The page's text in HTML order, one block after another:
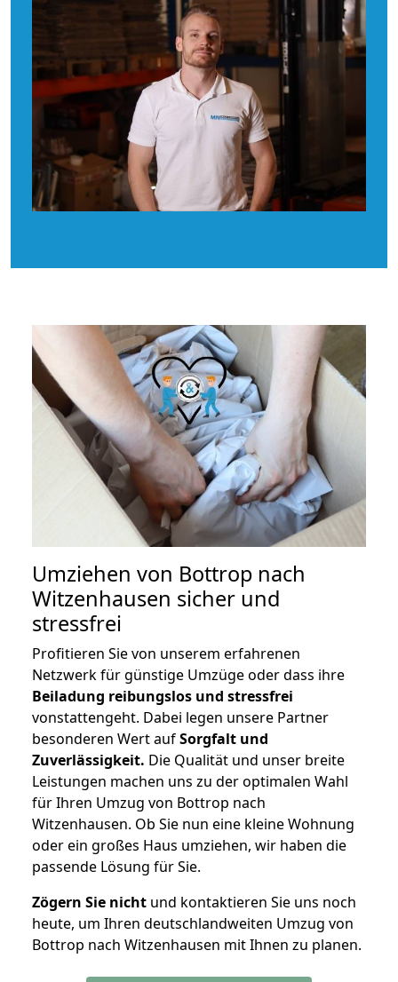
Umziehen von Bottrop nach
Witzenhausen sicher und
stressfrei
Profitieren Sie von unserem erfahrenen
Netzwerk für günstige Umzüge oder dass ihre
Beiladung reibungslos und stressfrei
vonstattengeht. Dabei legen unsere Partner
besonderen Wert aufSorgfalt und
Zuverlässigkeit. Die Qualität und unser breite
Leistungen machen uns zu der optimalen Wahl
für Ihren Umzug von Bottrop nach
Witzenhausen. Ob Sie nun eine kleine Wohnung
oder ein großes Haus umziehen, wir haben die
passende Lösung für Sie.
Zögern Sie nicht und kontaktieren Sie uns noch
heute, um Ihren deutschlandweiten Umzug von
Bottrop nach Witzenhausen mit Ihnen zu planen.